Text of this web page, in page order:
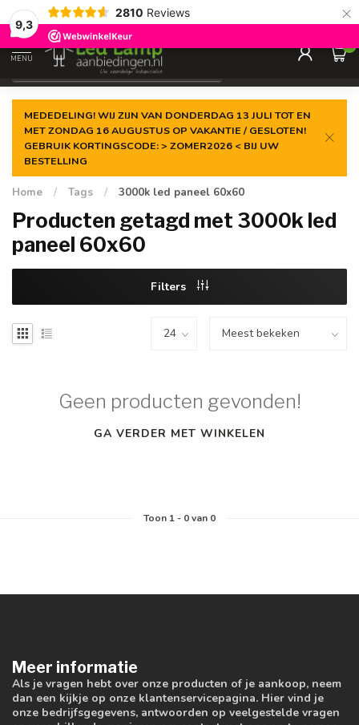
9,3
2810 Reviews ×
Gegarandeerde delaagste prijs
MENU
0
MEDEDELING! WIJ ZIJN VAN DONDERDAG 13 JULI TOT EN
MET ZONDAG 16 AUGUSTUS OP VAKANTIE / GESLOTEN!
GEBRUIK KORTINGSCODE: > ZOMER2026 < BIJ UW
BESTELLING
Home / Tags / 3000k led paneel 60x60
Producten getagd met 3000k led
paneel 60x60
Filters
Geen producten gevonden!
GA VERDER MET WINKELEN
Toon 1- 0van 0
Meer informatie
Als je vragen hebt over onze producten of je aankoop, neem
dan een kijkje op onze klantenservicepagina. Hier vind je
onze bedrijfsgegevens, antwoorden op veelgestelde vragen